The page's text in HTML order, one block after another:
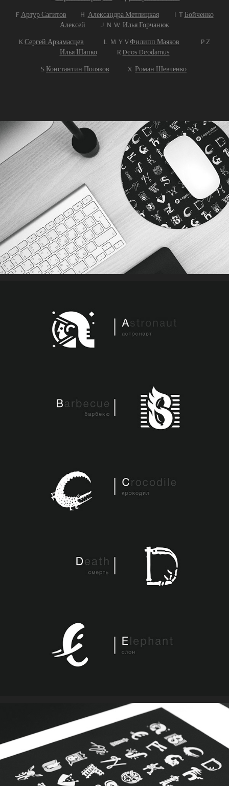
FАртур Сагитов H Александра Метлицкая I T Бойченко
Алексей
J N W Илья Горчанюк
KСергей Арзамасцев L M Y VФилипп Маяков
P Z
Илья Шапко
R Deos Deodamus
SКонстантин Поляков X Роман Шевченко